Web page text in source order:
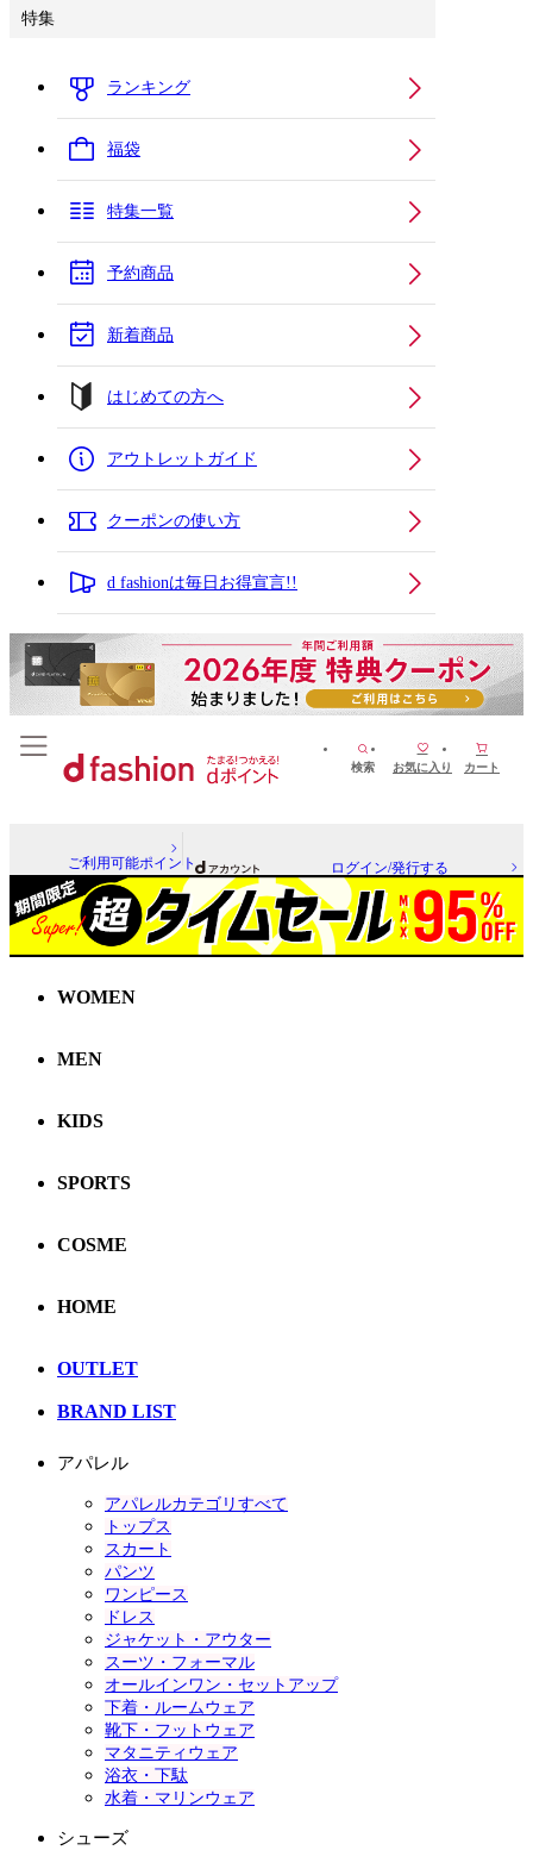
特集
ランキング
福袋
特集一覧
予約商品
新着商品
はじめての方へ
アウトレットガイド
クーポンの使い方
d fashionは毎日お得宣言!!
検索 お気に入り カート
ご利用可能ポイント ログイン/発行する
WOMEN
MEN
KIDS
SPORTS
COSME
HOME
OUTLET
BRAND LIST
アパレル
アパレルカテゴリすべて
トップス
スカート
パンツ
ワンピース
ドレス
ジャケット・アウター
スーツ・フォーマル
オールインワン・セットアップ
下着・ルームウェア
靴下・フットウェア
マタニティウェア
浴衣・下駄
水着・マリンウェア
シューズ